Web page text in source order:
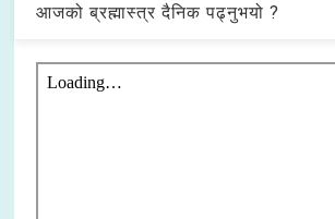
आजको ब्रह्मास्त्र दैनिक पढ्नुभयो ?